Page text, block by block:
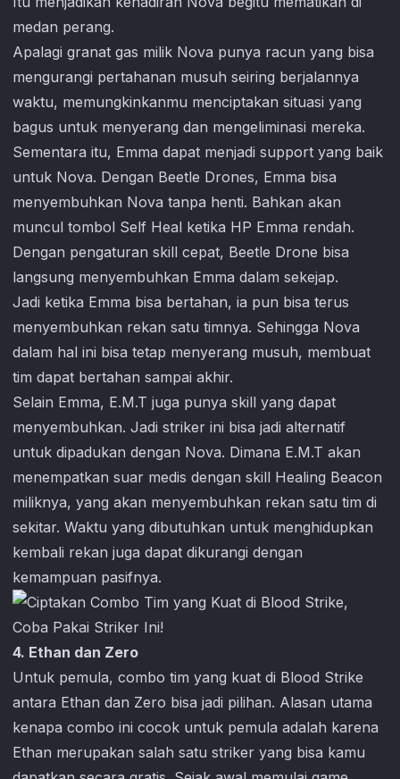
medan perang.
Apalagi granat gas milik Nova punya racun yang bisa
mengurangi pertahanan musuh seiring berjalannya
waktu, memungkinkanmu menciptakan situasi yang
bagus untuk menyerang dan mengeliminasi mereka.
Sementara itu, Emma dapat menjadi support yang baik
untuk Nova. Dengan Beetle Drones, Emma bisa
menyembuhkan Nova tanpa henti. Bahkan akan
muncul tombol Self Heal ketika HP Emma rendah.
Dengan pengaturan skill cepat, Beetle Drone bisa
langsung menyembuhkan Emma dalam sekejap.
Jadi ketika Emma bisa bertahan, ia pun bisa terus
menyembuhkan rekan satu timnya. Sehingga Nova
dalam hal ini bisa tetap menyerang musuh, membuat
tim dapat bertahan sampai akhir.
Selain Emma, E.M.T juga punya skill yang dapat
menyembuhkan. Jadi striker ini bisa jadi alternatif
untuk dipadukan dengan Nova. Dimana E.M.T akan
menempatkan suar medis dengan skill Healing Beacon
miliknya, yang akan menyembuhkan rekan satu tim di
sekitar. Waktu yang dibutuhkan untuk menghidupkan
kembali rekan juga dapat dikurangi dengan
kemampuan pasifnya.
4. Ethan dan Zero
Untuk pemula, combo tim yang kuat di Blood Strike
antara Ethan dan Zero bisa jadi pilihan. Alasan utama
kenapa combo ini cocok untuk pemula adalah karena
Ethan merupakan salah satu striker yang bisa kamu